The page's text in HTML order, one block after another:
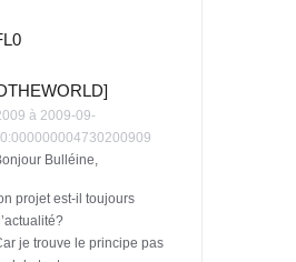
à 2009-09-
Bulléine,
projet est-il toujours
je trouve le principe pas